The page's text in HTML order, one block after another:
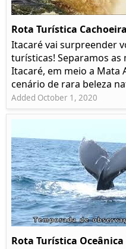
Rota Turística
Itacaré vai surpreender
turísticas! Separamos as
Itacaré, em meio a Mata
cenário de rara beleza
Added October 1, 2020
Rota Turística Oceânica